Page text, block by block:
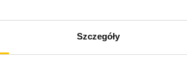
Szczegóły